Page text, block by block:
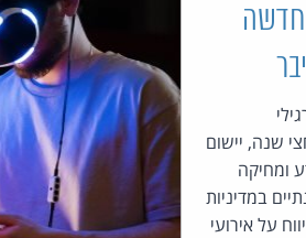
חדשה
שנה, יישום
ומחיקה
במדיניות
על אירועי